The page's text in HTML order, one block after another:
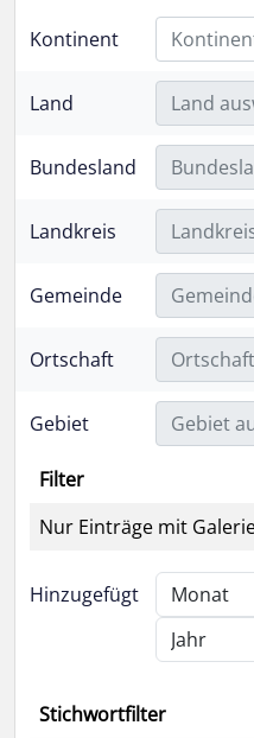
Kontinent
Land Land
Bundesland
Landkreis
Gemeinde
Ortschaft
Gebiet Gebiet
Filter
Nur Einträge mit
Hinzugefügt
Stichwortfilter